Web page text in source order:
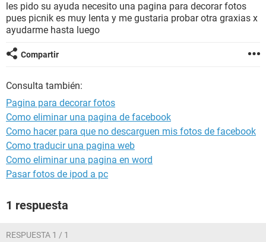
les pido su ayuda necesito una pagina para decorar fotos
pues picnik es muy lenta y me gustaria probar otra graxias x
ayudarme hasta luego
Compartir
Consulta también:
Pagina para decorar fotos
Como eliminar una pagina de facebook
Como hacer para que no descarguen mis fotos de facebook
Como traducir una pagina web
Como eliminar una pagina en word
Pasar fotos de ipod a pc
1 respuesta
RESPUESTA 1 / 1